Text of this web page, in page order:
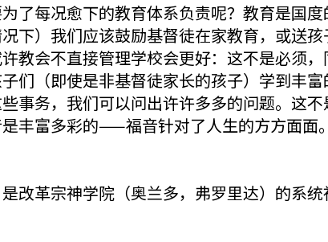
了每况愈下的教育体系负责呢？教育是国
下）我们应该鼓励基督徒在家教育，或送
教会不直接管理学校会更好：这不是必须
们（即使是非基督徒家长的孩子）学到丰
事务，我们可以问出许许多多的问题。这
丰富多彩的——福音针对了人生的方方面面。
改革宗神学院（奥兰多，弗罗里达）的系